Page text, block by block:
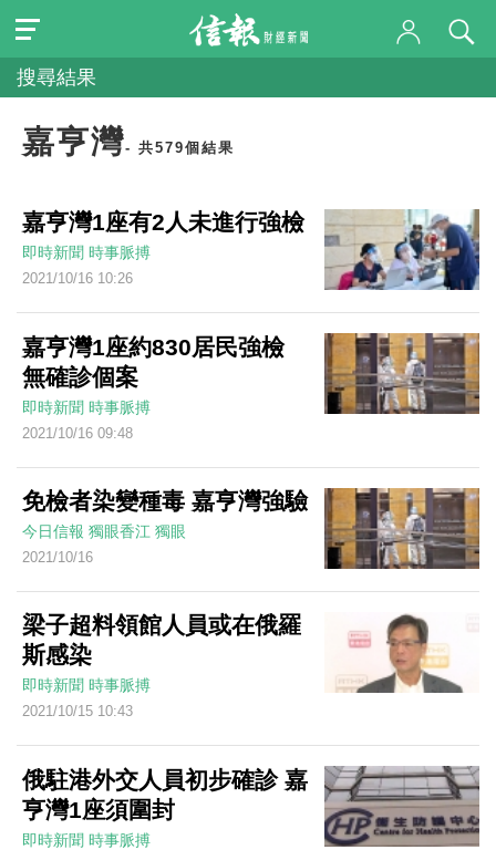
搜尋結果
嘉亨灣- 共579個結果
嘉亨灣1座有2人未進行強檢
即時新聞 時事脈搏
2021/10/16 10:26
嘉亨灣1座約830居民強檢
無確診個案
即時新聞 時事脈搏
2021/10/16 09:48
免檢者染變種毒 嘉亨灣強驗
今日信報 獨眼香江 獨眼
2021/10/16
梁子超料領館人員或在俄羅
斯感染
即時新聞 時事脈搏
2021/10/15 10:43
俄駐港外交人員初步確診 嘉
亨灣1座須圍封
即時新聞 時事脈搏